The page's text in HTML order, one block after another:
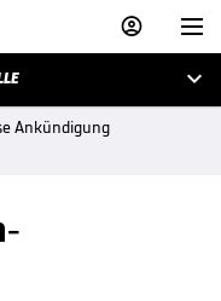



Ankündigung